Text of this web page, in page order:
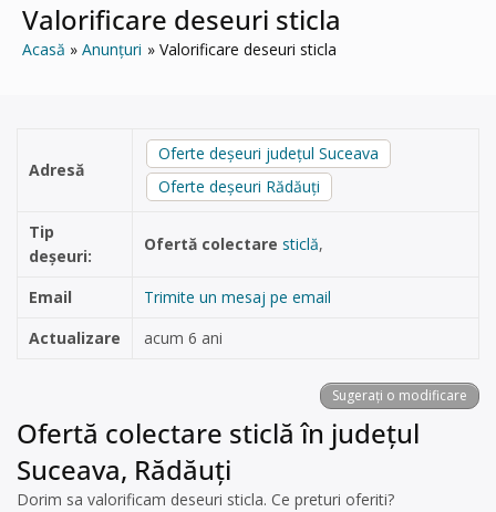
Valorificare deseuri sticla
Acasă Anunțuri Valorificare deseuri sticla
Adresă
Oferte deșeuri județul Suceava
Oferte deșeuri Rădăuți
Tip
deșeuri:
Ofertă colectare sticlă,
Email
Trimite un mesaj pe email
Actualizare
acum 6 ani
Sugerați o modificare
Ofertă colectare sticlă în județul
Suceava, Rădăuți
Dorim sa valorificam deseuri sticla. Ce preturi oferiti?